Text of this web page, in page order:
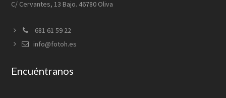
C/ Cervantes, 13 Bajo. 46780 Oliva
681 61 59 22
info@fotoh.es
Encuéntranos